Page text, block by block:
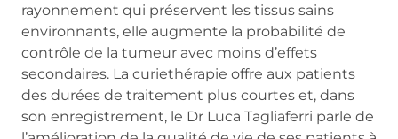
rayonnement qui préservent les tissus sains
environnants, elle augmente la probabilité de
contrôle de la tumeur avec moins d’effets
secondaires. La curiethérapie offre aux patients
des durées de traitement plus courtes et, dans
son enregistrement, le Dr Luca Tagliaferri parle de